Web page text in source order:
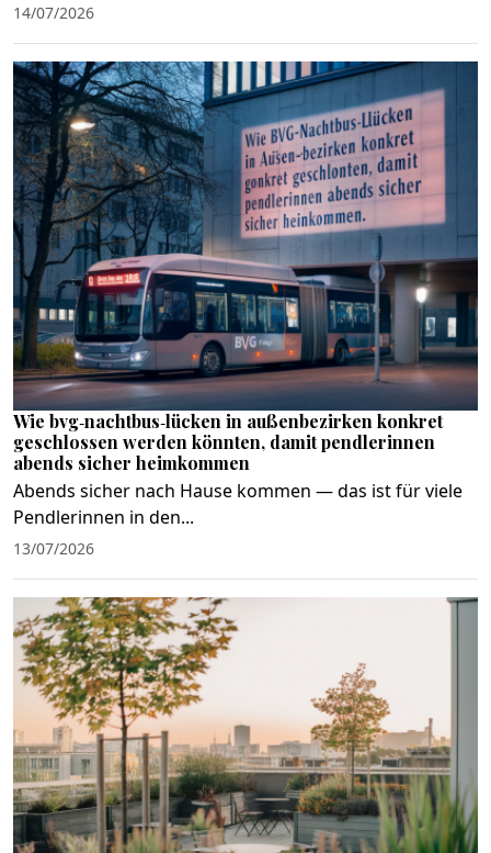
14/07/2026
Wie bvg‑nachtbus‑lücken in außenbezirken konkret
geschlossen werden könnten, damit pendlerinnen
abends sicher heimkommen
Abends sicher nach Hause kommen — das ist für viele
Pendlerinnen in den...
13/07/2026